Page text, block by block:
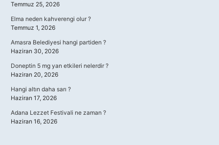
Temmuz 25, 2026
Elma neden kahverengi olur ?
Temmuz 1, 2026
Amasra Belediyesi hangi partiden ?
Haziran 30, 2026
Doneptin 5 mg yan etkileri nelerdir ?
Haziran 20, 2026
Hangi altın daha sarı ?
Haziran 17, 2026
Adana Lezzet Festivali ne zaman ?
Haziran 16, 2026